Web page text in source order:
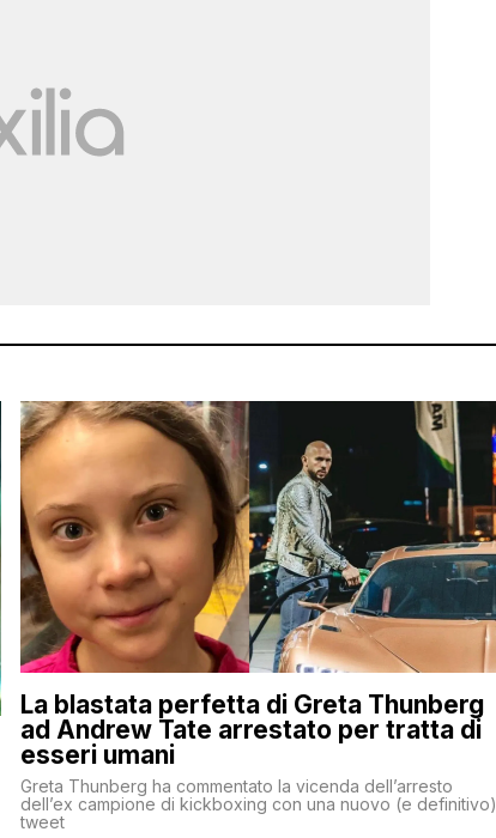
La blastata perfetta di Greta Thunberg
ad Andrew Tate arrestato per tratta di
esseri umani
Greta Thunberg ha commentato la vicenda dell’arresto
dell’ex campione di kickboxing con una nuovo (e definitivo)
tweet